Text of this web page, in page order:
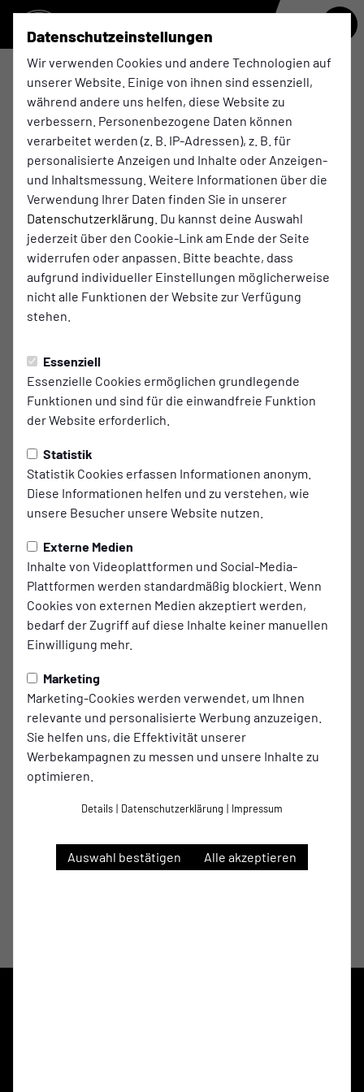
Datenschutzeinstellungen
Wir verwenden Cookies und andere Technologien auf
unserer Website. Einige von ihnen sind essenziell,
während andere uns helfen, diese Website zu
verbessern. Personenbezogene Daten können
verarbeitet werden (z. B. IP-Adressen), z. B. für
personalisierte Anzeigen und Inhalte oder Anzeigen-
und Inhaltsmessung. Weitere Informationen über die
Verwendung Ihrer Daten finden Sie in unserer
Datenschutzerklärung . Du kannst deine Auswahl
jederzeit über den Cookie-Link am Ende der Seite
widerrufen oder anpassen. Bitte beachte, dass
aufgrund individueller Einstellungen möglicherweise
nicht alle Funktionen der Website zur Verfügung
stehen.
Essenziell
Essenzielle Cookies ermöglichen grundlegende
Funktionen und sind für die einwandfreie Funktion
der Website erforderlich.
Statistik
Statistik Cookies erfassen Informationen anonym.
Diese Informationen helfen und zu verstehen, wie
unsere Besucher unsere Website nutzen.
Externe Medien
Inhalte von Videoplattformen und Social-Media-
Plattformen werden standardmäßig blockiert. Wenn
Cookies von externen Medien akzeptiert werden,
bedarf der Zugriff auf diese Inhalte keiner manuellen
Einwilligung mehr.
Marketing
Marketing-Cookies werden verwendet, um Ihnen
relevante und personalisierte Werbung anzuzeigen.
Sie helfen uns, die Effektivität unserer
Werbekampagnen zu messen und unsere Inhalte zu
optimieren.
Details | Datenschutzerklärung | Impressum
Auswahl bestätigen Alle akzeptieren
U10
Übersicht Funktionsteam
Trainingszeiten
MI.16:30 - 18:00 Uhr
Trainer
Selcuk Acar
Trainer
E-Mail
Enes Yavuz